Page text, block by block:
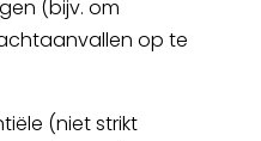
(bijv. om
op te
(niet strikt